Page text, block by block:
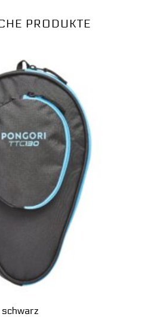
PRODUKTE
schwarz